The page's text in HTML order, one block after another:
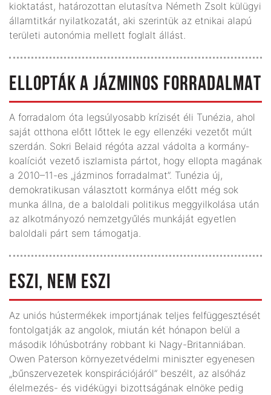
kioktatást, határozottan elutasítva Németh Zsolt külügyi
államtitkár nyilatkozatát, aki szerintük az etnikai alapú
területi autonómia mellett foglalt állást.
ELLOPTÁK A JÁZMINOS FORRADALMAT
A forradalom óta legsúlyosabb krízisét éli Tunézia, ahol
saját otthona előtt lőttek le egy ellenzéki vezetőt múlt
szerdán. Sokri Belaid régóta azzal vádolta a kormány­­
koalíciót vezető iszlamista pártot, hogy ellopta magának
a 2010–11-es „jázminos forradalmat”. Tunézia új,
demokratikusan választott kormánya előtt még sok
munka állna, de a baloldali politikus meggyilkolása után
az alkotmányozó nemzetgyűlés munkáját egyetlen
baloldali párt sem támogatja.
ESZI, NEM ESZI
Az uniós hústermékek importjának teljes felfüggesztését
fontolgatják az angolok, miután két hónapon belül a
második lóhúsbotrány robbant ki Nagy-Britanniában.
Owen Paterson környezetvédelmi miniszter egyenesen
„bűnszervezetek konspirációjáról” beszélt, az alsóház
élelmezés- és vidékügyi bizottságának elnöke pedig